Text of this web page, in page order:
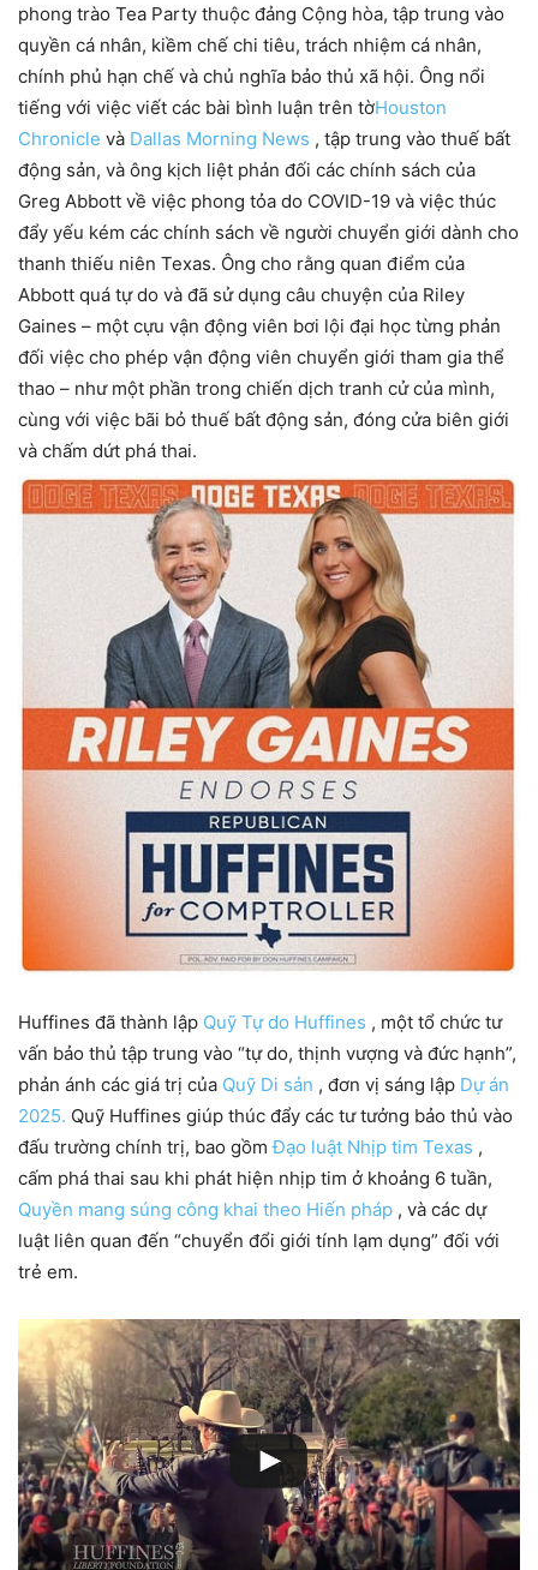
phong trào Tea Party thuộc đảng Cộng hòa, tập trung vào
quyền cá nhân, kiềm chế chi tiêu, trách nhiệm cá nhân,
chính phủ hạn chế và chủ nghĩa bảo thủ xã hội. Ông nổi
tiếng với việc viết các bài bình luận trên tờHouston
Chronicle và Dallas Morning News , tập trung vào thuế bất
động sản, và ông kịch liệt phản đối các chính sách của
Greg Abbott về việc phong tỏa do COVID-19 và việc thúc
đẩy yếu kém các chính sách về người chuyển giới dành cho
thanh thiếu niên Texas. Ông cho rằng quan điểm của
Abbott quá tự do và đã sử dụng câu chuyện của Riley
Gaines – một cựu vận động viên bơi lội đại học từng phản
đối việc cho phép vận động viên chuyển giới tham gia thể
thao – như một phần trong chiến dịch tranh cử của mình,
cùng với việc bãi bỏ thuế bất động sản, đóng cửa biên giới
và chấm dứt phá thai.
Huffines đã thành lập Quỹ Tự do Huffines , một tổ chức tư
vấn bảo thủ tập trung vào “tự do, thịnh vượng và đức hạnh”,
phản ánh các giá trị của Quỹ Di sản , đơn vị sáng lập Dự án
2025. Quỹ Huffines giúp thúc đẩy các tư tưởng bảo thủ vào
đấu trường chính trị, bao gồmĐạo luật Nhịp tim Texas ,
cấm phá thai sau khi phát hiện nhịp tim ở khoảng 6 tuần,
Quyền mang súng công khai theo Hiến pháp , và các dự
luật liên quan đến “chuyển đổi giới tính lạm dụng” đối với
trẻ em.